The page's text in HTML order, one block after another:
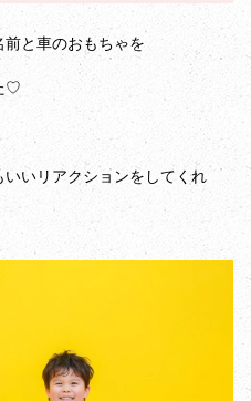
と車のおもちゃを
♡
いリアクションをしてくれ